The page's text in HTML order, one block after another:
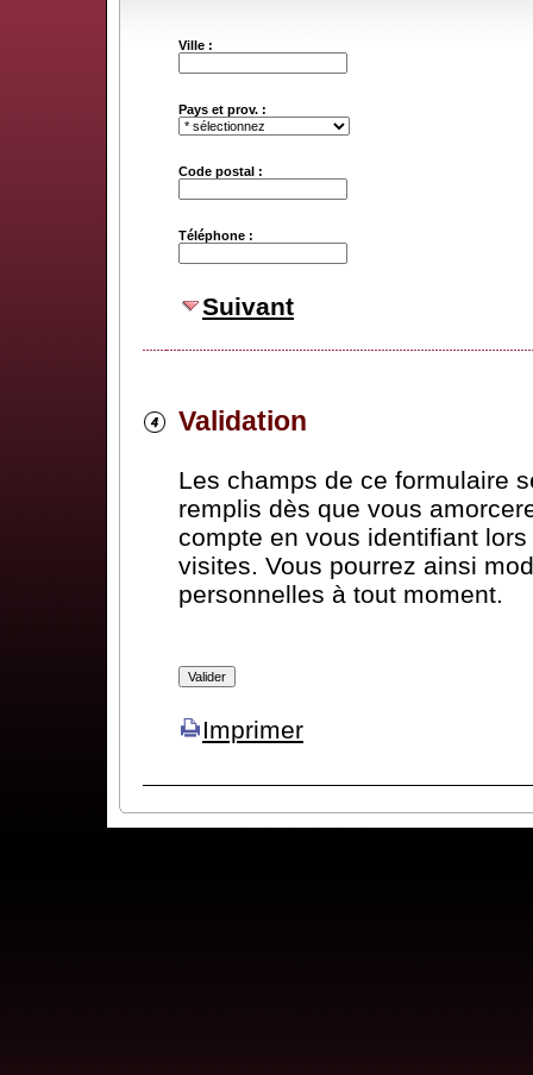
Ville :
Pays et prov. :
Code postal :
Téléphone :
Suivant
Validation
Les champs de ce formulaire
remplis dès que vous
compte en vous identifiant
visites. Vous pourrez ainsi
personnelles à tout moment.
Imprimer